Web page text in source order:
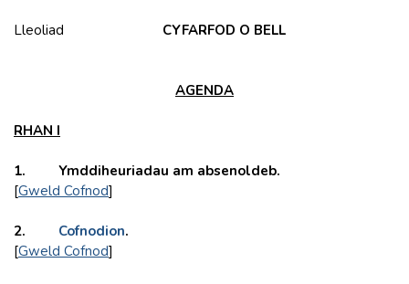
Lleoliad CYFARFOD O BELL
AGENDA
RHAN I
1. Ymddiheuriadau am absenoldeb.
[Gweld Cofnod]
2. Cofnodion.
[Gweld Cofnod]